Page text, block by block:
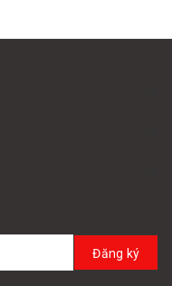
Đăng ký